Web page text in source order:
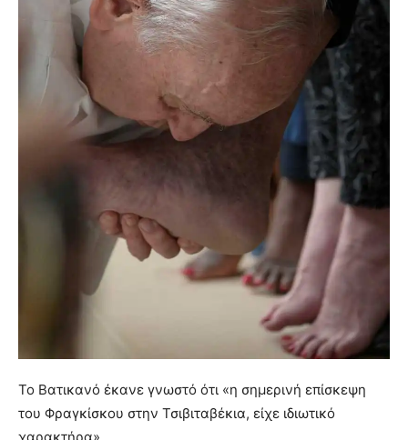
Το Βατικανό έκανε γνωστό ότι «η σημερινή επίσκεψη
του Φραγκίσκου στην Τσιβιταβέκια, είχε ιδιωτικό